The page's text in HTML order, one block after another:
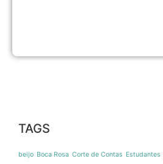
TAGS
beijo Boca Rosa Corte de Contas Estudantes